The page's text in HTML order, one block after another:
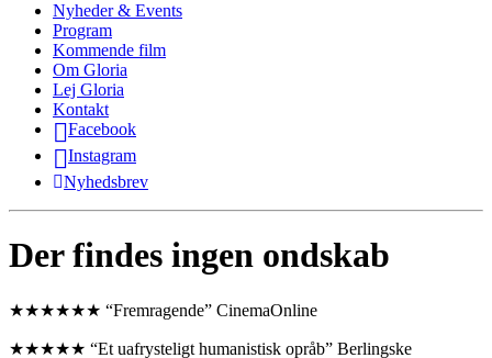
Nyheder & Events
Program
Kommende film
Om Gloria
Lej Gloria
Kontakt
Facebook
Instagram
Nyhedsbrev
Der findes ingen ondskab
★★★★★★ “Fremragende” CinemaOnline
★★★★★ “Et uafrysteligt humanistisk opråb” Berlingske